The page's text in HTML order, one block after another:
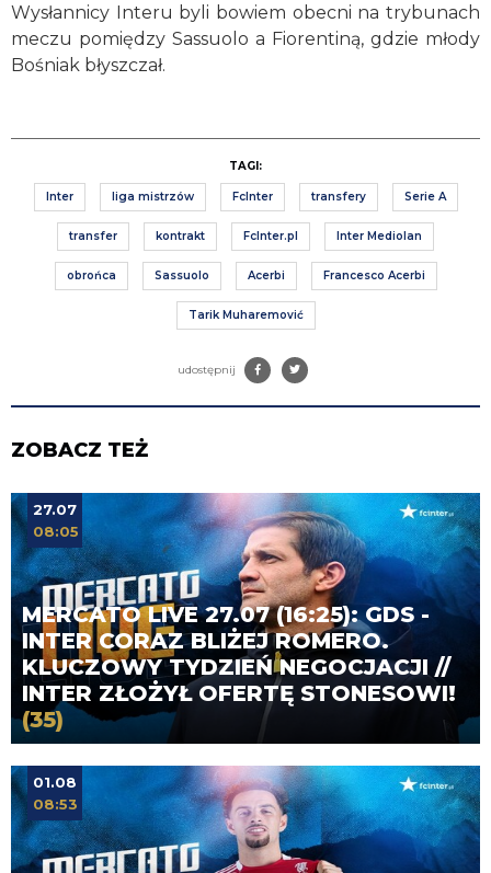
Wysłannicy Interu byli bowiem obecni na trybunach
meczu pomiędzy Sassuolo a Fiorentiną, gdzie młody
Bośniak błyszczał.
TAGI:
Inter liga mistrzów FcInter transfery Serie A
transfer kontrakt FcInter.pl Inter Mediolan
obrońca Sassuolo Acerbi Francesco Acerbi
Tarik Muharemović
udostępnij
ZOBACZ TEŻ
MERCATO LIVE 27.07 (16:25): GDS -
INTER CORAZ BLIŻEJ ROMERO.
KLUCZOWY TYDZIEŃ NEGOCJACJI //
INTER ZŁOŻYŁ OFERTĘ STONESOWI!
(35)
27.07
08:05
01.08
08:53